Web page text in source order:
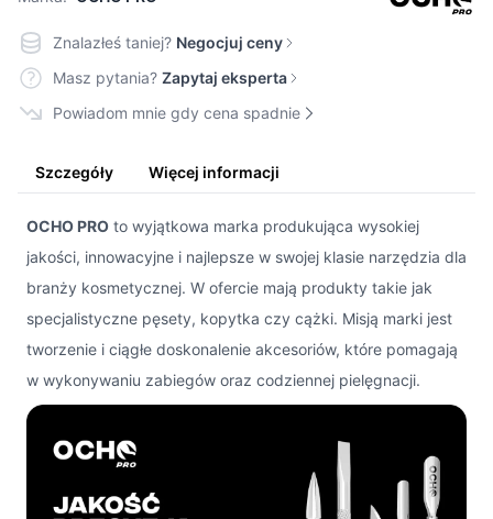
Znalazłeś taniej? Negocjuj ceny
Masz pytania? Zapytaj eksperta
Powiadom mnie gdy cena spadnie
Szczegóły Więcej informacji
OCHO PRO to wyjątkowa marka produkująca wysokiej
jakości, innowacyjne i najlepsze w swojej klasie narzędzia dla
branży kosmetycznej. W ofercie mają produkty takie jak
specjalistyczne pęsety, kopytka czy cążki. Misją marki jest
tworzenie i ciągłe doskonalenie akcesoriów, które pomagają
w wykonywaniu zabiegów oraz codziennej pielęgnacji.